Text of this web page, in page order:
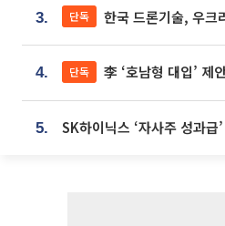
3. 단독 한국 드론기술, 우크라 전장서
4. 단독 李 ‘호남형 대입’ 제안에 교육청·
5.